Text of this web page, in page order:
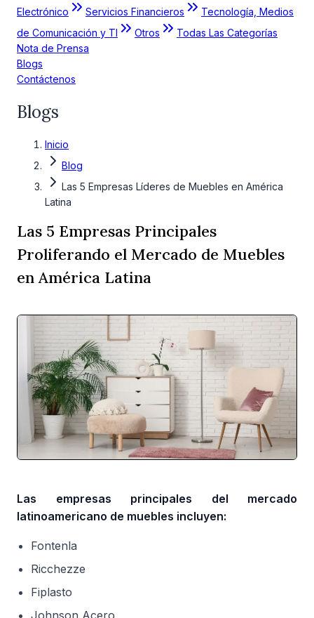
Electrónico
Servicios Financieros
Tecnología, Medios
de Comunicación y TI
Otros
Todas Las Categorías
Nota de Prensa
Blogs
Contáctenos
Blogs
Inicio
Blog
Las 5 Empresas Líderes de Muebles en América
Latina
Las 5 Empresas Principales
Proliferando el Mercado de Muebles
en América Latina
Las empresas principales del mercado
latinoamericano de muebles incluyen:
Fontenla
Ricchezze
Fiplasto